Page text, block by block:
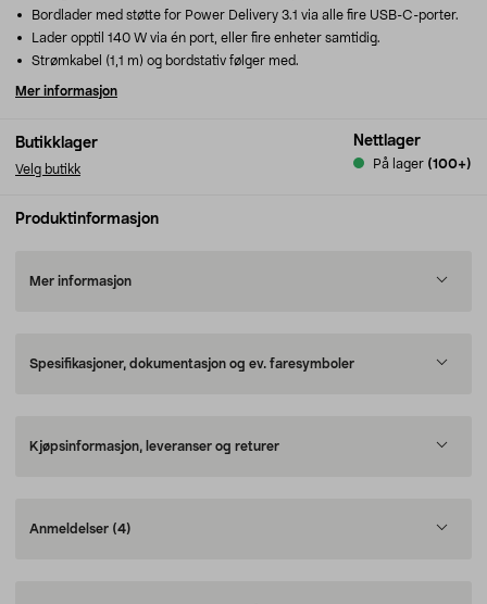
Butikklager
Velg butikk
Nettlager
På lager (100+)
Bordlader med støtte for Power Delivery 3.1 via alle fire USB-C-porter.
Lader opptil 140 W via én port, eller fire enheter samtidig.
Strømkabel (1,1 m) og bordstativ følger med.
Mer informasjon
Produktinformasjon
Mer informasjon
Spesifikasjoner, dokumentasjon og ev. faresymboler
Kjøpsinformasjon, leveranser og returer
Anmeldelser (4)